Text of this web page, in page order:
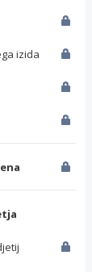
izida